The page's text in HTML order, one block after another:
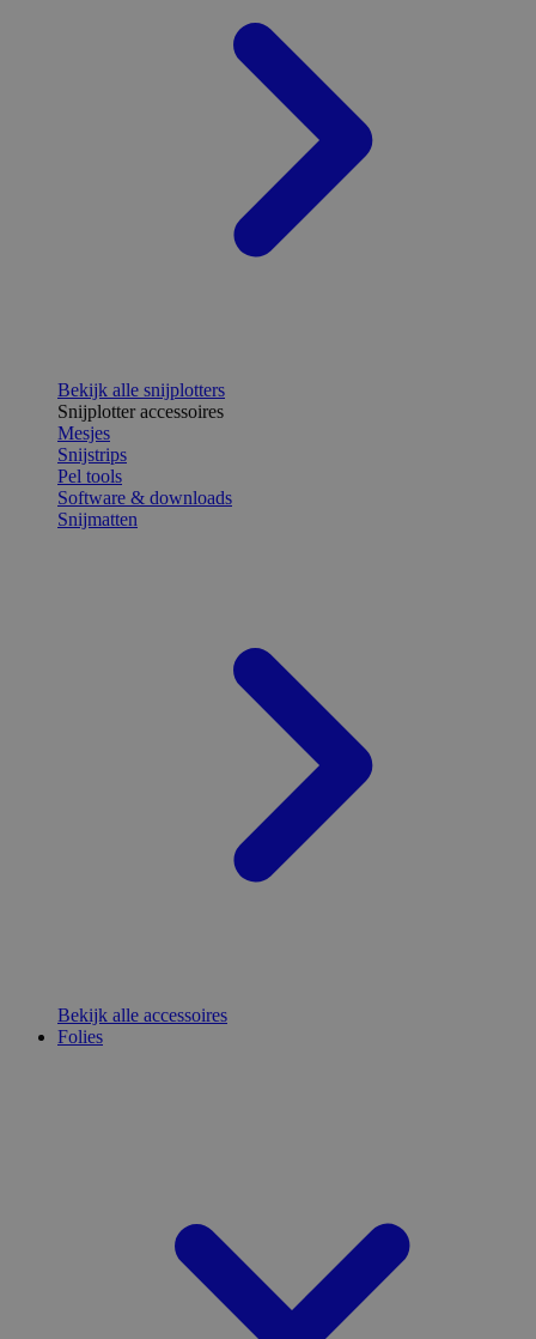
Bekijk alle snijplotters
Snijplotter accessoires
Mesjes
Snijstrips
Pel tools
Software & downloads
Snijmatten
Bekijk alle accessoires
Folies